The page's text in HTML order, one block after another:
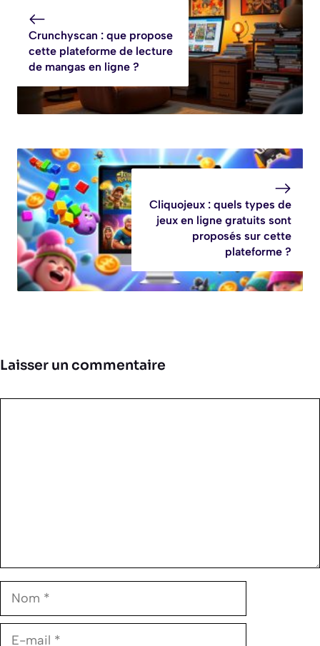
Crunchyscan : que propose
cette plateforme de lecture
de mangas en ligne ?
Cliquojeux : quels types de
jeux en ligne gratuits sont
proposés sur cette
plateforme ?
Laisser un commentaire
Nom
E-